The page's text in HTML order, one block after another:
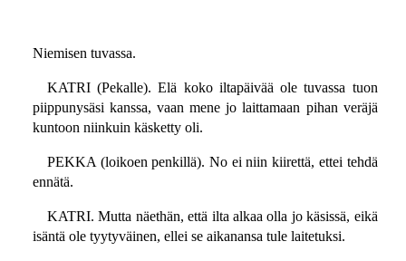
Niemisen tuvassa.
KATRI (Pekalle). Elä koko iltapäivää ole tuvassa tuon
piippunysäsi kanssa, vaan mene jo laittamaan pihan veräjä
kuntoon niinkuin käsketty oli.
PEKKA (loikoen penkillä). No ei niin kiirettä, ettei tehdä
ennätä.
KATRI. Mutta näethän, että ilta alkaa olla jo käsissä, eikä
isäntä ole tyytyväinen, ellei se aikanansa tule laitetuksi.